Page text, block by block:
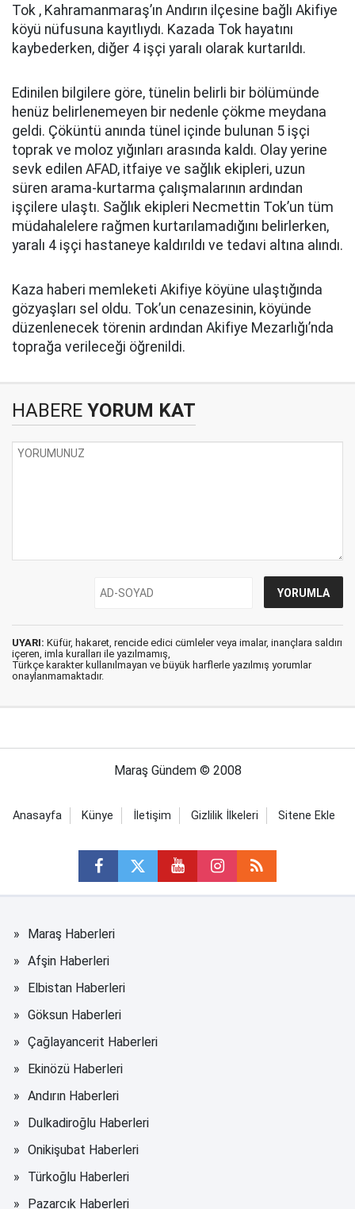
Tok , Kahramanmaraş’ın Andırın ilçesine bağlı Akifiye
köyü nüfusuna kayıtlıydı. Kazada Tok hayatını
kaybederken, diğer 4 işçi yaralı olarak kurtarıldı.
Edinilen bilgilere göre, tünelin belirli bir bölümünde
henüz belirlenemeyen bir nedenle çökme meydana
geldi. Çöküntü anında tünel içinde bulunan 5 işçi
toprak ve moloz yığınları arasında kaldı. Olay yerine
sevk edilen AFAD, itfaiye ve sağlık ekipleri, uzun
süren arama-kurtarma çalışmalarının ardından
işçilere ulaştı. Sağlık ekipleri Necmettin Tok’un tüm
müdahalelere rağmen kurtarılamadığını belirlerken,
yaralı 4 işçi hastaneye kaldırıldı ve tedavi altına alındı.
Kaza haberi memleketi Akifiye köyüne ulaştığında
gözyaşları sel oldu. Tok’un cenazesinin, köyünde
düzenlenecek törenin ardından Akifiye Mezarlığı’nda
toprağa verileceği öğrenildi.
HABERE YORUM KAT
UYARI: Küfür, hakaret, rencide edici cümleler veya imalar, inançlara saldırı
içeren, imla kuralları ile yazılmamış,
Türkçe karakter kullanılmayan ve büyük harflerle yazılmış yorumlar
onaylanmamaktadır.
Maraş Gündem © 2008
Anasayfa Künye İletişim Gizlilik İlkeleri Sitene Ekle
Maraş Haberleri
Afşin Haberleri
Elbistan Haberleri
Göksun Haberleri
Çağlayancerit Haberleri
Ekinözü Haberleri
Andırın Haberleri
Dulkadiroğlu Haberleri
Onikişubat Haberleri
Türkoğlu Haberleri
Pazarcık Haberleri